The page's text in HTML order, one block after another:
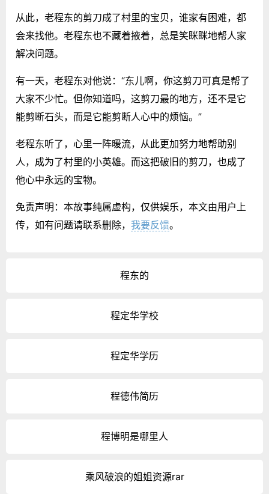
从此，老程东的剪刀成了村里的宝贝，谁家有困难，都
会来找他。老程东也不藏着掖着，总是笑眯眯地帮人家
解决问题。
有一天，老程东对他说：“东儿啊，你这剪刀可真是帮了
大家不少忙。但你知道吗，这剪刀最的地方，还不是它
能剪断石头，而是它能剪断人心中的烦恼。”
老程东听了，心里一阵暖流，从此更加努力地帮助别
人，成为了村里的小英雄。而这把破旧的剪刀，也成了
他心中永远的宝物。
免责声明：本故事纯属虚构，仅供娱乐，本文由用户上
传，如有问题请联系删除， 我要反馈。
程东的
程定华学校
程定华学历
程德伟简历
程博明是哪里人
乘风破浪的姐姐资源rar